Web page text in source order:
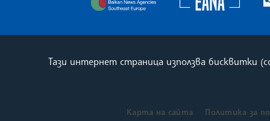
Карта на сайта
Политика за
Тази интернет страница използва бисквитки